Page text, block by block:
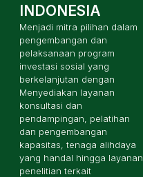
INDONESIA
Menjadi mitra pilihan dalam
pengembangan dan
pelaksanaan program
investasi sosial yang
berkelanjutan dengan
Menyediakan layanan
konsultasi dan
pendampingan, pelatihan
dan pengembangan
kapasitas, tenaga alihdaya
yang handal hingga layanan
penelitian terkait